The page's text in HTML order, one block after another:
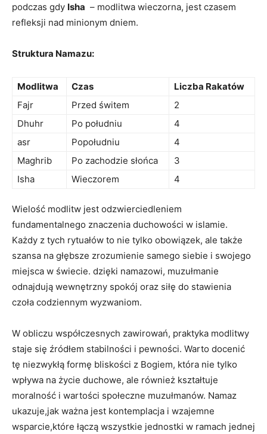
podczas gdy Isha ​ – modlitwa ‍wieczorna,⁢ jest czasem
refleksji nad minionym dniem.
Struktura Namazu:
Modlitwa Czas
Liczba Rakatów
Fajr
Przed świtem
2
Dhuhr
Po południu
4
asr
Popołudniu
4
Maghrib
Po zachodzie słońca
3
Isha
Wieczorem 4
Wielość modlitw jest odzwierciedleniem
fundamentalnego znaczenia duchowości‌ w islamie.
Każdy z tych rytuałów to nie tylko obowiązek, ale także
szansa na głębsze zrozumienie samego siebie i swojego
miejsca w ⁤świecie. dzięki namazowi, muzułmanie
odnajdują wewnętrzny spokój oraz siłę do ⁣stawienia
czoła ⁢codziennym⁤ wyzwaniom.
W obliczu ⁢współczesnych zawirowań, praktyka modlitwy
staje się ​źródłem stabilności i pewności. Warto docenić
tę niezwykłą formę bliskości z Bogiem, która ⁢nie tylko
wpływa na życie duchowe, ale również kształtuje
moralność i wartości społeczne muzułmanów. Namaz
ukazuje,jak ważna jest kontemplacja i wzajemne
wsparcie,które łączą wszystkie jednostki w ramach jednej